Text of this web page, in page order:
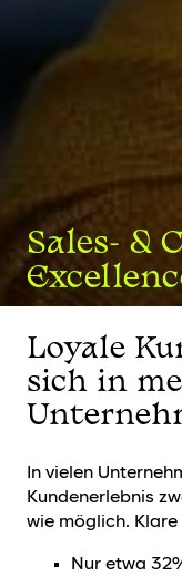
Sales- &
Loyale
sich in
In vielen
Kundenerlebnis
wie möglich.
Nur etwa